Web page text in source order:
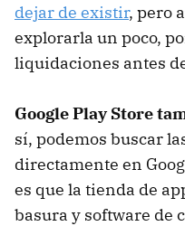
dejar de existir, pero
explorarla un poco,
liquidaciones antes
Google Play Store
sí, podemos buscar
directamente en
es que la tienda de
basura y software de